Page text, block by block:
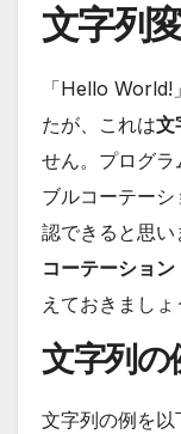
文字列
「Hello World!
たが、これは文
せん。プログ
ブルコーテー
認できると思
コーテーショ
えておきましょ
文字列の
文字列の例を